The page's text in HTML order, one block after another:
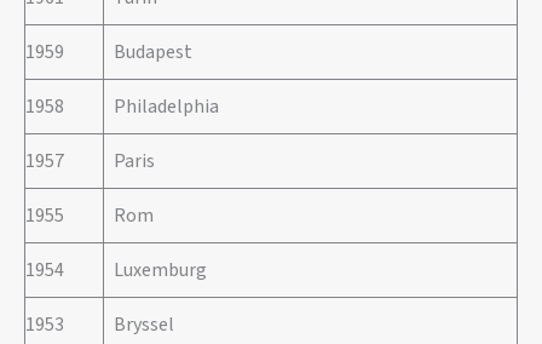
1959 Budapest
1958 Philadelphia
1957 Paris
1955 Rom
1954 Luxemburg
1953 Bryssel